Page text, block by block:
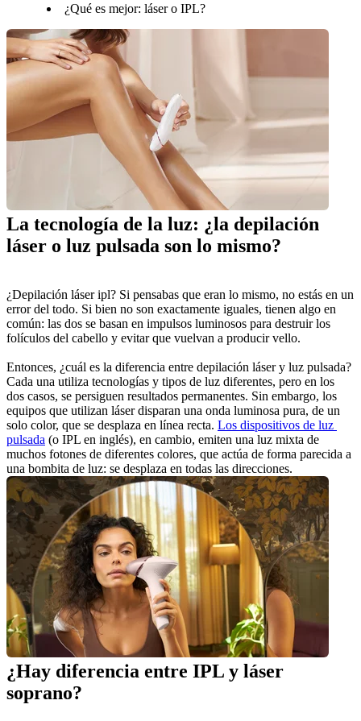
¿Qué es mejor: láser o IPL?
La tecnología de la luz: ¿la depilación
láser o luz pulsada son lo mismo?
¿Depilación láser ipl? Si pensabas que eran lo mismo, no estás en un
error del todo. Si bien no son exactamente iguales, tienen algo en
común: las dos se basan en impulsos luminosos para destruir los
folículos del cabello y evitar que vuelvan a producir vello.
Entonces, ¿cuál es la diferencia entre depilación láser y luz pulsada?
Cada una utiliza tecnologías y tipos de luz diferentes, pero en los
dos casos, se persiguen resultados permanentes. Sin embargo, los
equipos que utilizan láser disparan una onda luminosa pura, de un
solo color, que se desplaza en línea recta. Los dispositivos de luz
pulsada (o IPL en inglés), en cambio, emiten una luz mixta de
muchos fotones de diferentes colores, que actúa de forma parecida a
una bombita de luz: se desplaza en todas las direcciones.
¿Hay diferencia entre IPL y láser
soprano?